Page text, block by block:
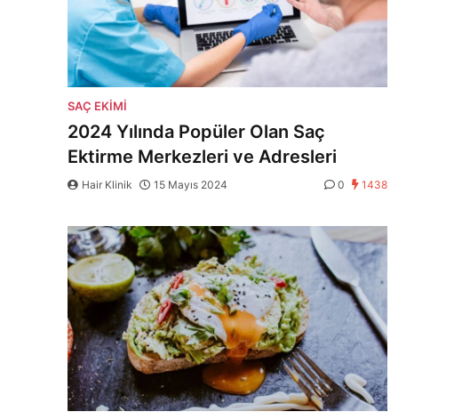
SAÇ EKIMI
2024 Yılında Popüler Olan Saç
Ektirme Merkezleri ve Adresleri
Hair Klinik 15 Mayıs 2024 0 1438